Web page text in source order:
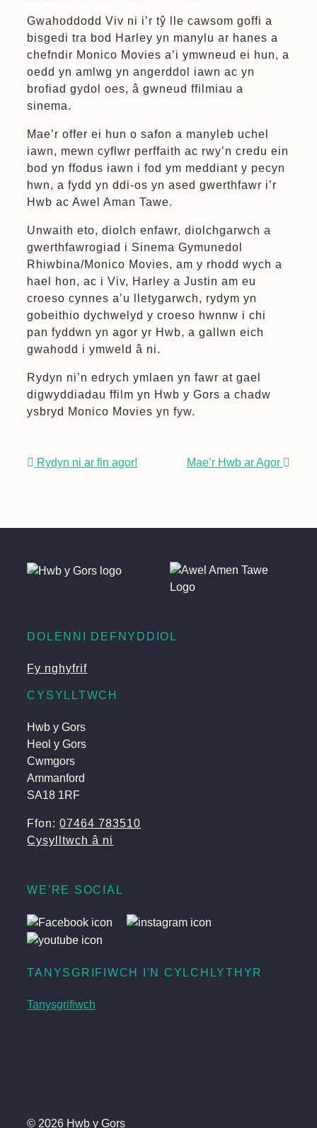
Gwahoddodd Viv ni i’r tŷ lle cawsom goffi a
bisgedi tra bod Harley yn manylu ar hanes a
chefndir Monico Movies a’i ymwneud ei hun, a
oedd yn amlwg yn angerddol iawn ac yn
brofiad gydol oes, â gwneud ffilmiau a
sinema.
Mae’r offer ei hun o safon a manyleb uchel
iawn, mewn cyflwr perffaith ac rwy’n credu ein
bod yn ffodus iawn i fod ym meddiant y pecyn
hwn, a fydd yn ddi-os yn ased gwerthfawr i’r
Hwb ac Awel Aman Tawe.
Unwaith eto, diolch enfawr, diolchgarwch a
gwerthfawrogiad i Sinema Gymunedol
Rhiwbina/Monico Movies, am y rhodd wych a
hael hon, ac i Viv, Harley a Justin am eu
croeso cynnes a’u lletygarwch, rydym yn
gobeithio dychwelyd y croeso hwnnw i chi
pan fyddwn yn agor yr Hwb, a gallwn eich
gwahodd i ymweld â ni.
Rydyn ni’n edrych ymlaen yn fawr at gael
digwyddiadau ffilm yn Hwb y Gors a chadw
ysbryd Monico Movies yn fyw.
Post navigation
Rydyn ni ar fin agor! Mae’r Hwb ar Agor
DOLENNI DEFNYDDIOL
Fy nghyfrif
CYSYLLTWCH
Hwb y Gors
Heol y Gors
Cwmgors
Ammanford
SA18 1RF
Ffon:07464 783510
Cysylltwch â ni
WE'RE SOCIAL
TANYSGRIFIWCH I'N CYLCHLYTHYR
Tanysgrifiwch
© 2026 Hwb y Gors